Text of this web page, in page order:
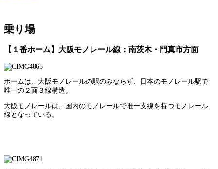
乗り場
【１番ホーム】大阪モノレール線：南茨木・門真市方面
ホームは、大阪モノレールの駅のみならず、日本のモノレール駅で
唯一の２面３線構造。
大阪モノレールは、国内のモノレールで唯一支線を持つモノレール
線となっている。